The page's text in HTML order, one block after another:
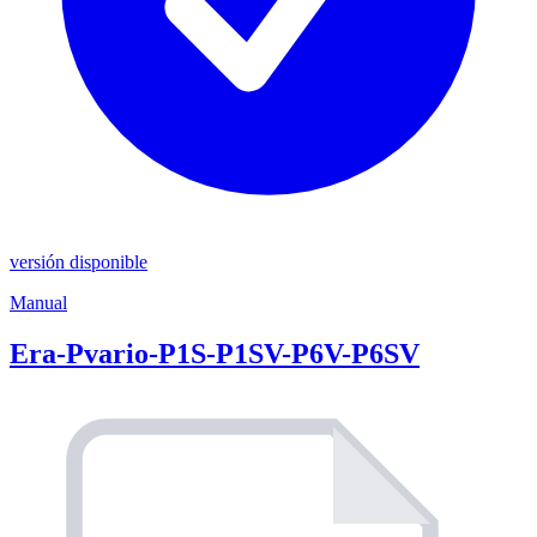
versión disponible
Manual
Era-Pvario-P1S-P1SV-P6V-P6SV